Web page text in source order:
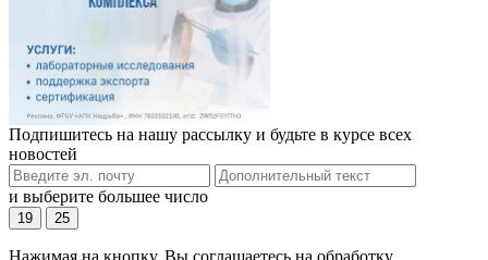
Подпишитесь на нашу рассылку и будьте в курсе всех
новостей
и выберите большее число
19 25